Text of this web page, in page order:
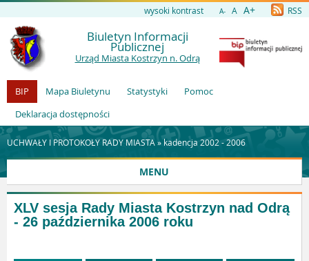
wysoki kontrast A- A A+ RSS
Biuletyn Informacji
Publicznej
Urząd Miasta Kostrzyn n. Odrą
BIP Mapa Biuletynu Statystyki
Pomoc
Deklaracja dostępności
UCHWAŁY I PROTOKOŁY RADY MIASTA »kadencja 2002 - 2006
MENU
XLV sesja Rady Miasta Kostrzyn nad Odrą
- 26 października 2006 roku